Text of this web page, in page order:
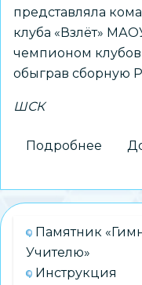
представляла
клуба «Взлёт»
чемпионом
обыграв сборную
ШСК
Подробнее
клуба
№
Памятник
Учителю»
Инструкция